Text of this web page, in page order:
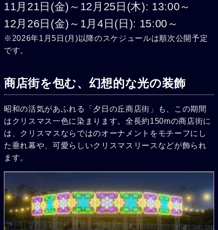
11月21日(金)～12月25日(木): 13:00～
12月26日(金)～1月4日(日): 15:00～
※2026年1月5日(月)以降のスケジュールは順次公開予定
です。
商店街を包む、幻想的な光の装飾
昭和の活気があふれる「夕日の丘商店街」も、この期間
はクリスマス一色に染まります。全長約150mの商店街に
は、クリスマスならではのオーナメントをモチーフにし
た垂れ幕や、可愛らしいクリスマスリースなどが飾られ
ます。